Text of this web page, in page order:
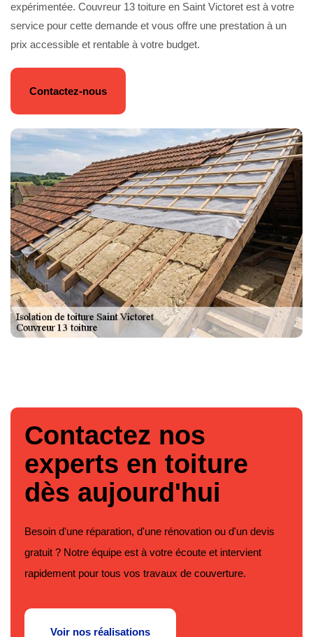
expérimentée. Couvreur 13 toiture en Saint Victoret est à votre
service pour cette demande et vous offre une prestation à un
prix accessible et rentable à votre budget.
Contactez-nous
Contactez nos
experts en toiture
dès aujourd'hui
Besoin d'une réparation, d'une rénovation ou d'un devis
gratuit ? Notre équipe est à votre écoute et intervient
rapidement pour tous vos travaux de couverture.
Voir nos réalisations